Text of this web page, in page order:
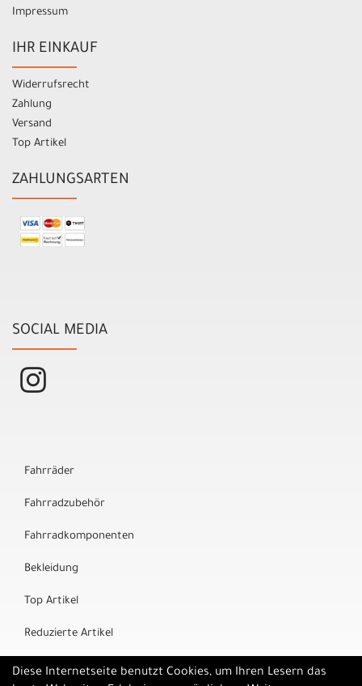
Impressum
IHR EINKAUF
Widerrufsrecht
Zahlung
Versand
Top Artikel
ZAHLUNGSARTEN
SOCIAL MEDIA
Fahrräder
Fahrradzubehör
Fahrradkomponenten
Bekleidung
Top Artikel
Reduzierte Artikel
Marken
Diese Internetseite benutzt Cookies, um Ihren Lesern das